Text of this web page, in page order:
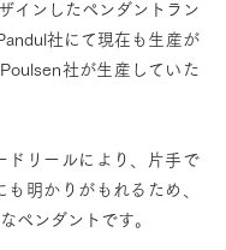
インしたペンダントラン
社にて現在も生産が
社が生産していた
ドリールにより、片手で
明かりがもれるため、
ペンダントです。